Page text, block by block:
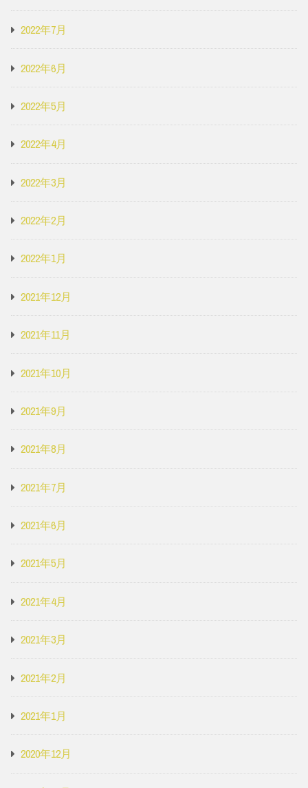
2022年7月
2022年6月
2022年5月
2022年4月
2022年3月
2022年2月
2022年1月
2021年12月
2021年11月
2021年10月
2021年9月
2021年8月
2021年7月
2021年6月
2021年5月
2021年4月
2021年3月
2021年2月
2021年1月
2020年12月